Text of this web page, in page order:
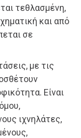
τεθλασμένη,
και από
σε
με τις
Είναι
ιχνηλάτες,